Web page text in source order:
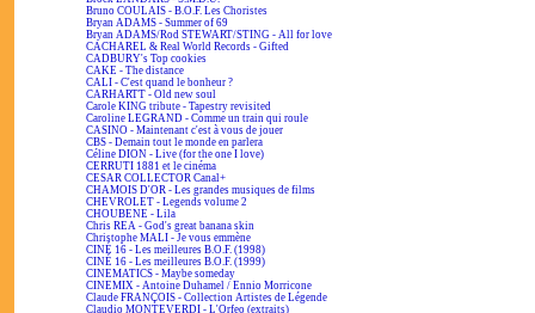
Bruno COULAIS - B.O.F. Les Choristes
Bryan ADAMS - Summer of 69
Bryan ADAMS/Rod STEWART/STING - All for love
CACHAREL & Real World Records - Gifted
CADBURY's Top cookies
CAKE - The distance
CALI - C'est quand le bonheur ?
CARHARTT - Old new soul
Carole KING tribute - Tapestry revisited
Caroline LEGRAND - Comme un train qui roule
CASINO - Maintenant c'est à vous de jouer
CBS - Demain tout le monde en parlera
Céline DION - Live (for the one I love)
CERRUTI 1881 et le cinéma
CESAR COLLECTOR Canal+
CHAMOIS D'OR - Les grandes musiques de films
CHEVROLET - Legends volume 2
CHOUBENE - Lila
Chris REA - God's great banana skin
Christophe MALI - Je vous emmène
CINÉ 16 - Les meilleures B.O.F. (1998)
CINÉ 16 - Les meilleures B.O.F. (1999)
CINEMATICS - Maybe someday
CINEMIX - Antoine Duhamel / Ennio Morricone
Claude FRANÇOIS - Collection Artistes de Légende
Claudio MONTEVERDI - L'Orfeo (extraits)